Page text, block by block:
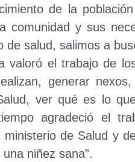
de la
comunidad y sus
salud, salimos a
valoró el trabajo de
generar
ver qué es lo
agradeció el
de Salud y
niñez sana”.